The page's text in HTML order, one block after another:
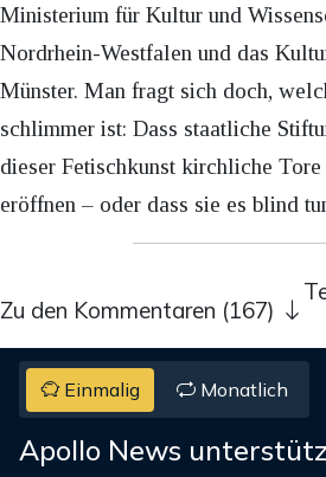
Ministerium für Kultur und
Nordrhein-Westfalen und das
Münster. Man fragt sich doch,
schlimmer ist: Dass staatliche
dieser Fetischkunst kirchliche
eröffnen – oder dass sie es blind
Zu den Kommentaren (167)
Einmalig Monatlich
Apollo News